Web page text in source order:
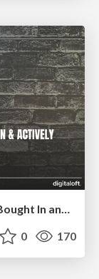
How to Get Subject Matter Experts Bought In and Actively Contributing to SEO & PR Initiatives.
0 170